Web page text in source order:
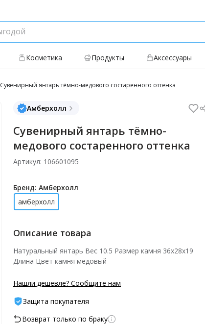
Косметика Продукты Аксессуары
Сувенирный янтарь тёмно-медового состаренного оттенка
Амберхолл
Сувенирный янтарь тёмно-
медового состаренного оттенка
Артикул: 106601095
Бренд: Амберхолл
амберхолл
Описание товара
Натуральный янтарь Вес 10.5 Размер камня 36х28х19
Длина Цвет камня медовый
Нашли дешевле? Сообщите нам
Защита покупателя
Возврат только по браку